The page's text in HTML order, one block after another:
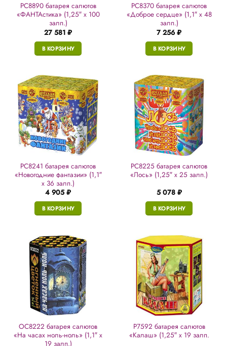
РС8890 батарея салютов
«ФАНТАстика» (1,25″ х 100
залп.)
27 581 ₽
В КОРЗИНУ
РС8370 батарея салютов
«Доброе сердце» (1,1″ х 48
залп.)
7 256₽
В КОРЗИНУ
РС8241 батарея салютов
«Новогодние фантазии» (1,1″
х 36 залп.)
4 905 ₽
В КОРЗИНУ
РС8225 батарея салютов
«Лось» (1,25″ х 25 залп.)
5 078 ₽
В КОРЗИНУ
ОС8222 батарея салютов
«На часах ноль-ноль» (1,1″ х
19 залп.)
Р7592 батарея салютов
«Калаш» (1,25″ х 19 залп.